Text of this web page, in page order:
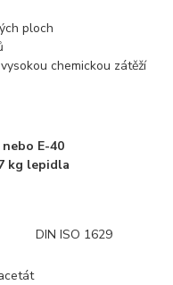
ploch
chemickou zátěží
nebo E-40
kg lepidla
DIN ISO 1629